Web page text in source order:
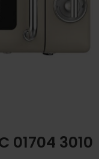
01704 3010